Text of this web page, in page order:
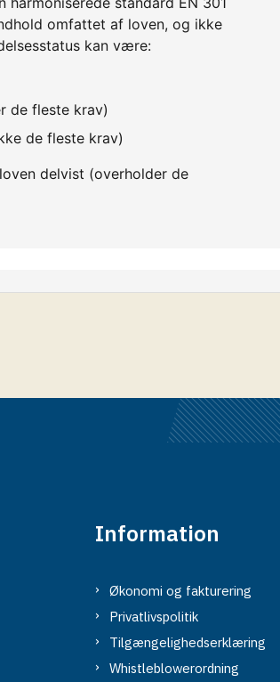
Information
Økonomi og fakturering
Privatlivspolitik
Tilgængelighedserklæring
Whistleblowerordning